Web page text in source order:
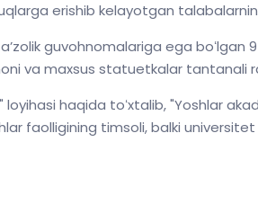
erishib kelayotgan
guvohnomalariga ega
va maxsus statuetkalar tantanali
loyihasi haqida toʻxtalib, "Yoshlar
faolligining timsoli, balki